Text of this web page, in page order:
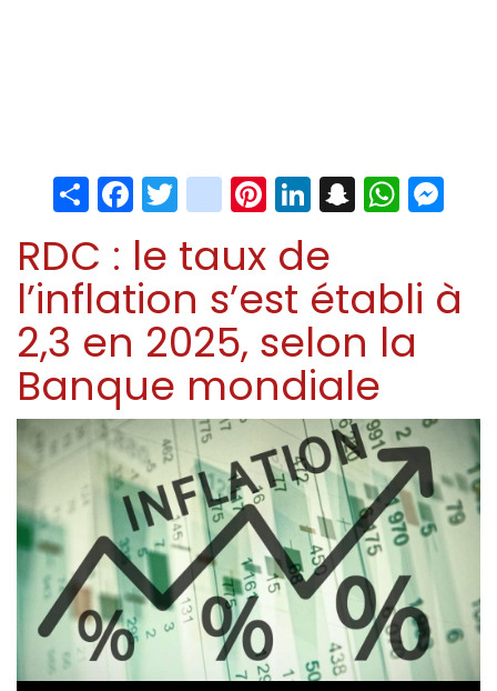
ShareFacebook
Twitter
instagram
Pinterest
LinkedIn
Snapchat
RDC : le taux de
l’inflation s’est établi à
2,3 en 2025, selon la
Banque mondiale